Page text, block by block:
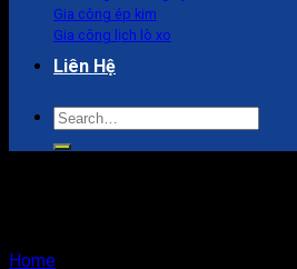
Gia công ép kim
Gia công lịch lò xo
Liên Hệ
Search
for:
Home